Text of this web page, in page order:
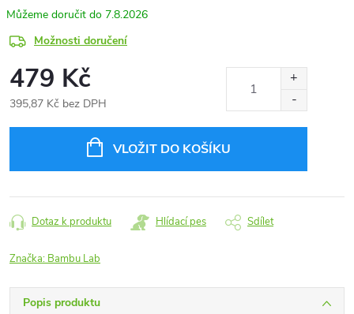
7.8.2026
Možnosti doručení
479 Kč
395,87 Kč bez DPH
VLOŽIT DO KOŠÍKU
Dotaz k produktu Hlídací pes Sdílet
Značka: Bambu Lab
Popis produktu